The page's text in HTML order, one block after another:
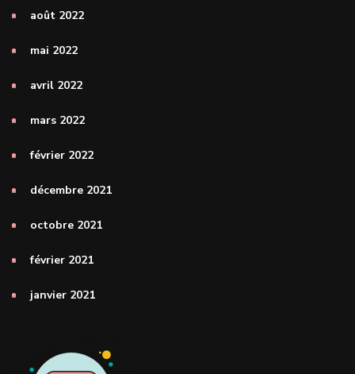
août 2022
mai 2022
avril 2022
mars 2022
février 2022
décembre 2021
octobre 2021
février 2021
janvier 2021